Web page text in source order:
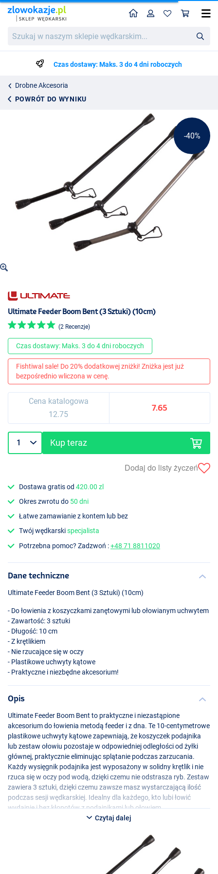
w
wędkarskim...
HomeProfil
Czas dostawy: Maks. 3 do 4 dni roboczych
Drobne Akcesoria
POWRÓT DO WYNIKU
Ultimate Feeder Boom Bent (3 Sztuki) (10cm)
12.75
7.65
-40%
Ultimate Feeder Boom Bent (3 Sztuki) (10cm)
(2 Recenzje)
Czas dostawy: Maks. 3 do 4 dni roboczych
Fishtiwal sale! Do 20% dodatkowej zniżki! Zniżka jest już
bezpośrednio wliczona w cenę.
Cena katalogowa
12.75
7.65
Kup teraz
Dodaj do listy życzeń
Dostawa gratis od420.00 zl
Okres zwrotu do 50 dni
Łatwe zamawianie z kontem lub bez
Twój wędkarskispecjalista
Potrzebna pomoc? Zadzwoń :+48 71 8811020
Dane techniczne
Ultimate Feeder Boom Bent (3 Sztuki) (10cm)
- Do łowienia z koszyczkami zanętowymi lub ołowianym uchwytem
- Zawartość: 3 sztuki
- Długość: 10 cm
- Z krętlikiem
- Nie rzucające się w oczy
- Plastikowe uchwyty kątowe
- Praktyczne i niezbędne akcesorium!
Opis
Ultimate Feeder Boom Bent to praktyczne i niezastąpione
akcesorium do łowienia metodą feeder i z dna. Te 10-centymetrowe
plastikowe uchwyty kątowe zapewniają, że koszyczek podajnika
lub zestaw ołowiu pozostaje w odpowiedniej odległości od żyłki
głównej, praktycznie eliminując splątanie podczas zarzucania.
Każdy wysięgnik podajnika jest wyposażony w solidny krętlik i nie
rzuca się w oczy pod wodą, dzięki czemu nie odstrasza ryb. Zestaw
zawiera 3 sztuki, dzięki czemu zawsze masz wystarczającą ilość
podczas sesji wędkarskiej. Idealny dla każdego, kto lubi łowić
wydajnie i bez kłopotów z podajnikami lub ołowiem.
Czytaj dalej